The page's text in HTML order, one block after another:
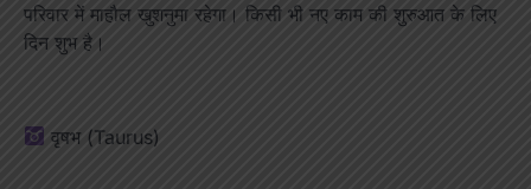
परिवार में माहौल खुशनुमा रहेगा। किसी भी नए काम की शुरुआत के लिए
दिन शुभ है।
वृषभ (Taurus)